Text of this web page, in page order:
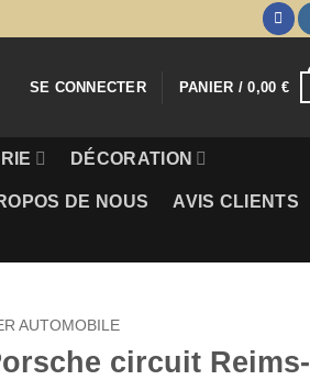
SE CONNECTER PANIER /0,00 €
DÉCORATION
DE NOUS AVIS CLIENTS
AUTOMOBILE
circuit Reims-